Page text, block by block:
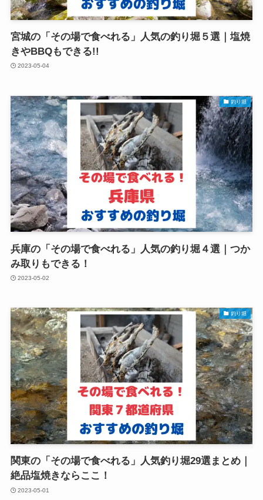
宮城の「その場で食べれる」人気の釣り堀５選｜塩焼
きやBBQもできる!!
2023-05-04
釣り堀
兵庫の「その場で食べれる」人気の釣り堀４選｜つか
み取りもできる！
2023-05-02
釣り堀
関東の「その場で食べれる」人気釣り堀29選まとめ｜
絶品塩焼きならここ！
2023-05-01